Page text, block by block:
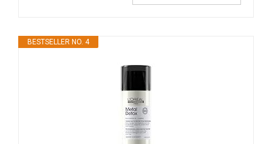
BESTSELLER NO. 4